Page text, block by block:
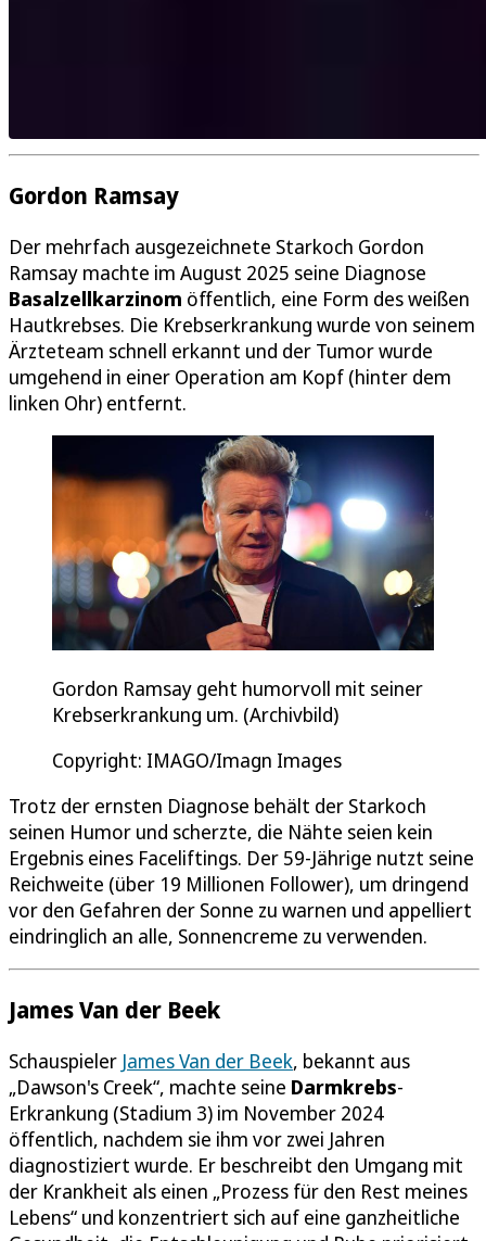
Gordon Ramsay
Der mehrfach ausgezeichnete Starkoch Gordon
Ramsay machte im August 2025 seine Diagnose
Basalzellkarzinom öffentlich, eine Form des weißen
Hautkrebses. Die Krebserkrankung wurde von seinem
Ärzteteam schnell erkannt und der Tumor wurde
umgehend in einer Operation am Kopf (hinter dem
linken Ohr) entfernt.
Gordon Ramsay geht humorvoll mit seiner
Krebserkrankung um. (Archivbild)
Copyright: IMAGO/Imagn Images
Trotz der ernsten Diagnose behält der Starkoch
seinen Humor und scherzte, die Nähte seien kein
Ergebnis eines Faceliftings. Der 59-Jährige nutzt seine
Reichweite (über 19 Millionen Follower), um dringend
vor den Gefahren der Sonne zu warnen und appelliert
eindringlich an alle, Sonnencreme zu verwenden.
James Van der Beek
Schauspieler James Van der Beek, bekannt aus
„Dawson's Creek“, machte seine Darmkrebs-
Erkrankung (Stadium 3) im November 2024
öffentlich, nachdem sie ihm vor zwei Jahren
diagnostiziert wurde. Er beschreibt den Umgang mit
der Krankheit als einen „Prozess für den Rest meines
Lebens“ und konzentriert sich auf eine ganzheitliche